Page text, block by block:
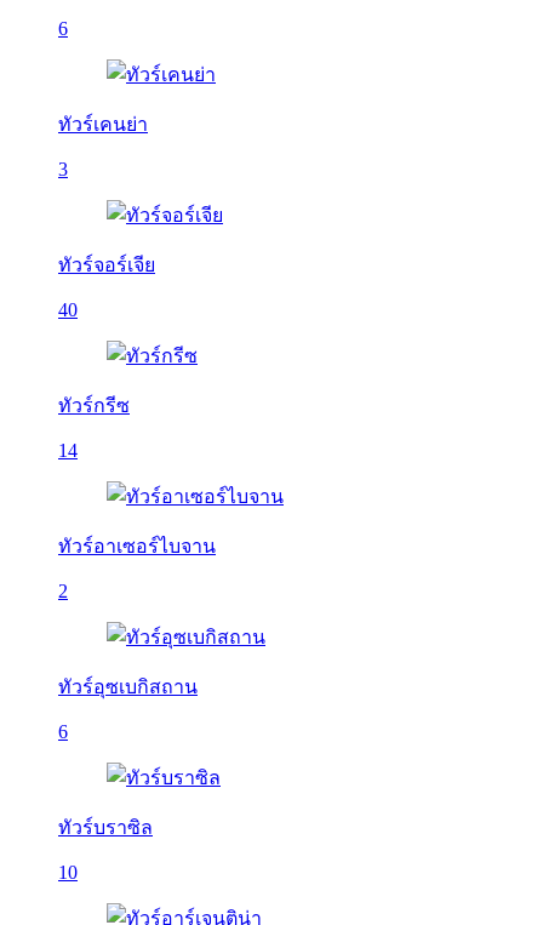
6
ทัวร์เคนย่า
3
ทัวร์จอร์เจีย
40
ทัวร์กรีซ
14
ทัวร์อาเซอร์ไบจาน
2
ทัวร์อุซเบกิสถาน
6
ทัวร์บราซิล
10